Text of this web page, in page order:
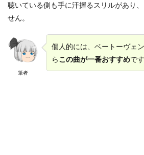
聴いている側も手に汗握るスリルがあり
せん。
筆者
個人的には、ベートーヴェ
らこの曲が一番おすすめで